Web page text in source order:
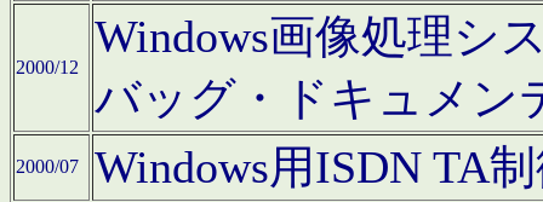
2000/12
Windows画像処理シ
バッグ・ドキュメン
2000/07 Windows用ISDN TA